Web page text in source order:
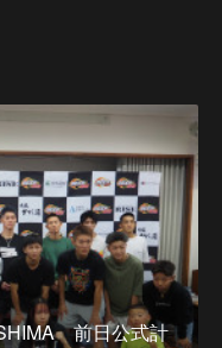
前日公式計